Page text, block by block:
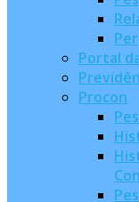
Portal
Procon